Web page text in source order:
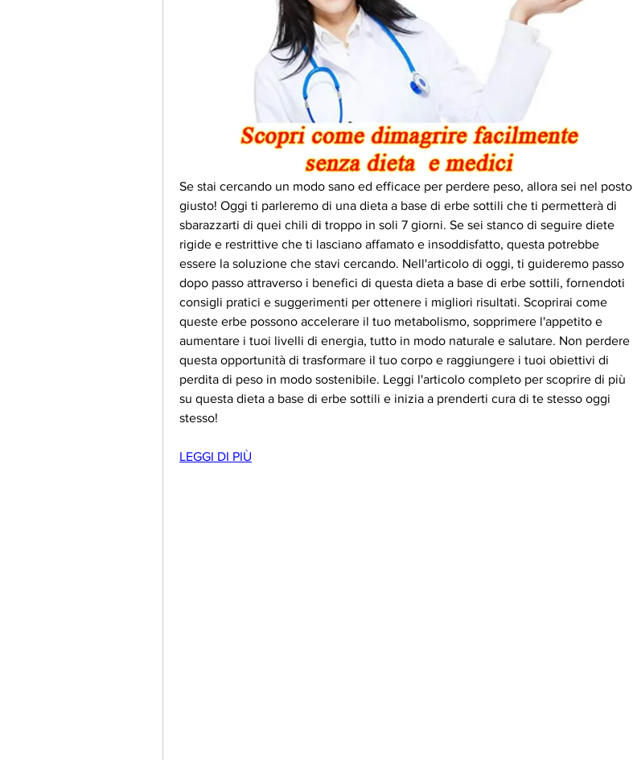
Se stai cercando un modo sano ed efficace per perdere peso, allora sei nel posto
giusto! Oggi ti parleremo di una dieta a base di erbe sottili che ti permetterà di
sbarazzarti di quei chili di troppo in soli 7 giorni. Se sei stanco di seguire diete
rigide e restrittive che ti lasciano affamato e insoddisfatto, questa potrebbe
essere la soluzione che stavi cercando. Nell'articolo di oggi, ti guideremo passo
dopo passo attraverso i benefici di questa dieta a base di erbe sottili, fornendoti
consigli pratici e suggerimenti per ottenere i migliori risultati. Scoprirai come
queste erbe possono accelerare il tuo metabolismo, sopprimere l'appetito e
aumentare i tuoi livelli di energia, tutto in modo naturale e salutare. Non perdere
questa opportunità di trasformare il tuo corpo e raggiungere i tuoi obiettivi di
perdita di peso in modo sostenibile. Leggi l'articolo completo per scoprire di più
su questa dieta a base di erbe sottili e inizia a prenderti cura di te stesso oggi
stesso!
LEGGI DI PIÙ